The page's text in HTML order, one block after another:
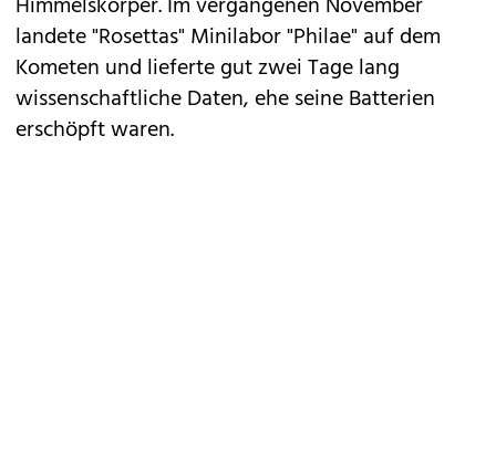
landete "Rosettas" Minilabor "Philae" auf dem
Kometen und lieferte gut zwei Tage lang
wissenschaftliche Daten, ehe seine Batterien
erschöpft waren.